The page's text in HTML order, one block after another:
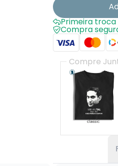
Primeira troca
Compra
Compre